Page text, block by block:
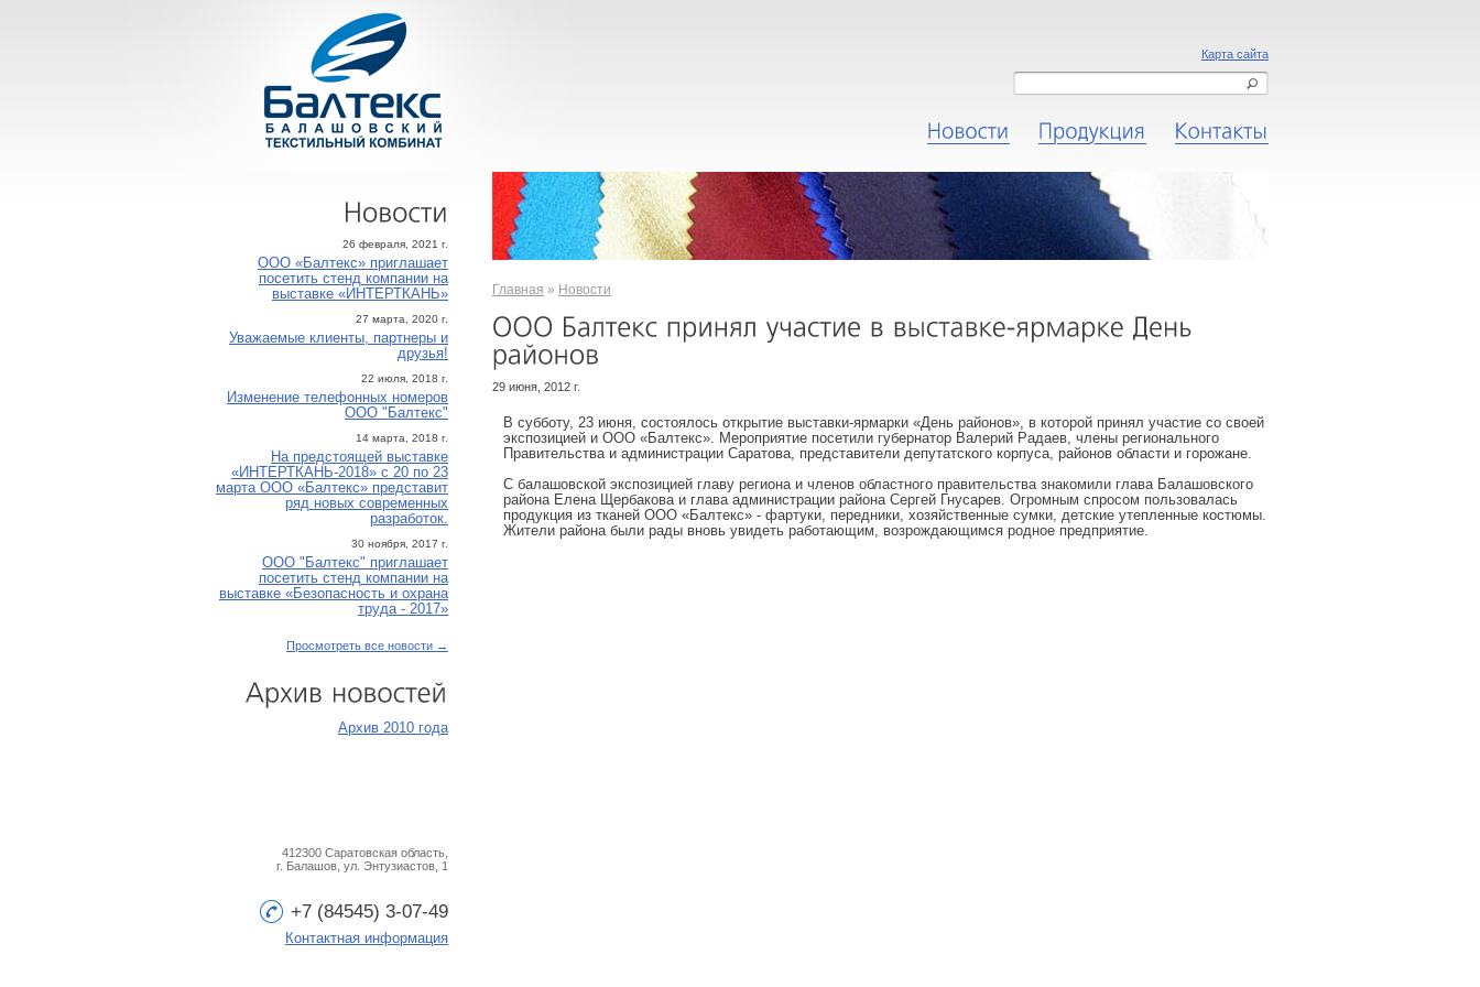
Карта сайта
26 февраля, 2021 г.
ООО «Балтекс» приглашает
посетить стенд компании на
выставке «ИНТЕРТКАНЬ»
27 марта, 2020 г.
Уважаемые клиенты, партнеры и
друзья!
22 июля, 2018 г.
Изменение телефонных номеров
ООО "Балтекс"
14 марта, 2018 г.
На предстоящей выставке
«ИНТЕРТКАНЬ-2018» с 20 по 23
марта ООО «Балтекс» представит
ряд новых современных
разработок.
30 ноября, 2017 г.
ООО "Балтекс" приглашает
посетить стенд компании на
выставке «Безопасность и охрана
труда - 2017»
Просмотреть все новости →
Архив 2010 года
412300 Саратовская область,
г. Балашов, ул. Энтузиастов, 1
+7 (84545) 3-07-49
Контактная информация
Главная » Новости
29 июня, 2012 г.
В субботу, 23 июня, состоялось открытие выставки-ярмарки «День районов», в которой принял участие со своей
экспозицией и ООО «Балтекс». Мероприятие посетили губернатор Валерий Радаев, члены регионального
Правительства и администрации Саратова, представители депутатского корпуса, районов области и горожане.
С балашовской экспозицией главу региона и членов областного правительства знакомили глава Балашовского
района Елена Щербакова и глава администрации района Сергей Гнусарев. Огромным спросом пользовалась
продукция из тканей ООО «Балтекс» - фартуки, передники, хозяйственные сумки, детские утепленные костюмы.
Жители района были рады вновь увидеть работающим, возрождающимся родное предприятие.